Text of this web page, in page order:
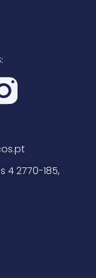
4 2770-185,